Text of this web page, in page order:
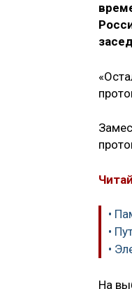
•
•
•
На